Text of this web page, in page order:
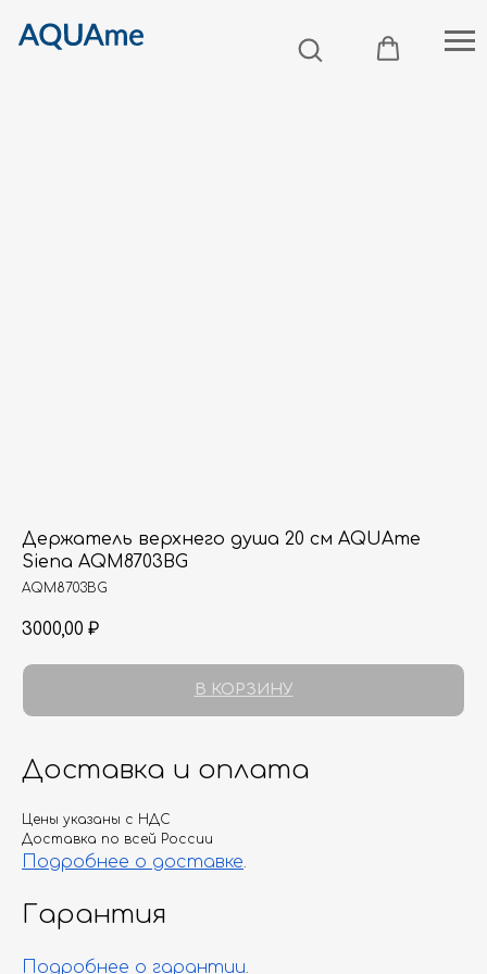
Держатель верхнего душа 20 см AQUAme
Siena AQM8703BG
AQM8703BG
3000,00 ₽
В КОРЗИНУ
Доставка и оплата
Цены указаны с НДС
Доставка по всей России
Подробнее о доставке.
Гарантия
Подробнее о гарантии.